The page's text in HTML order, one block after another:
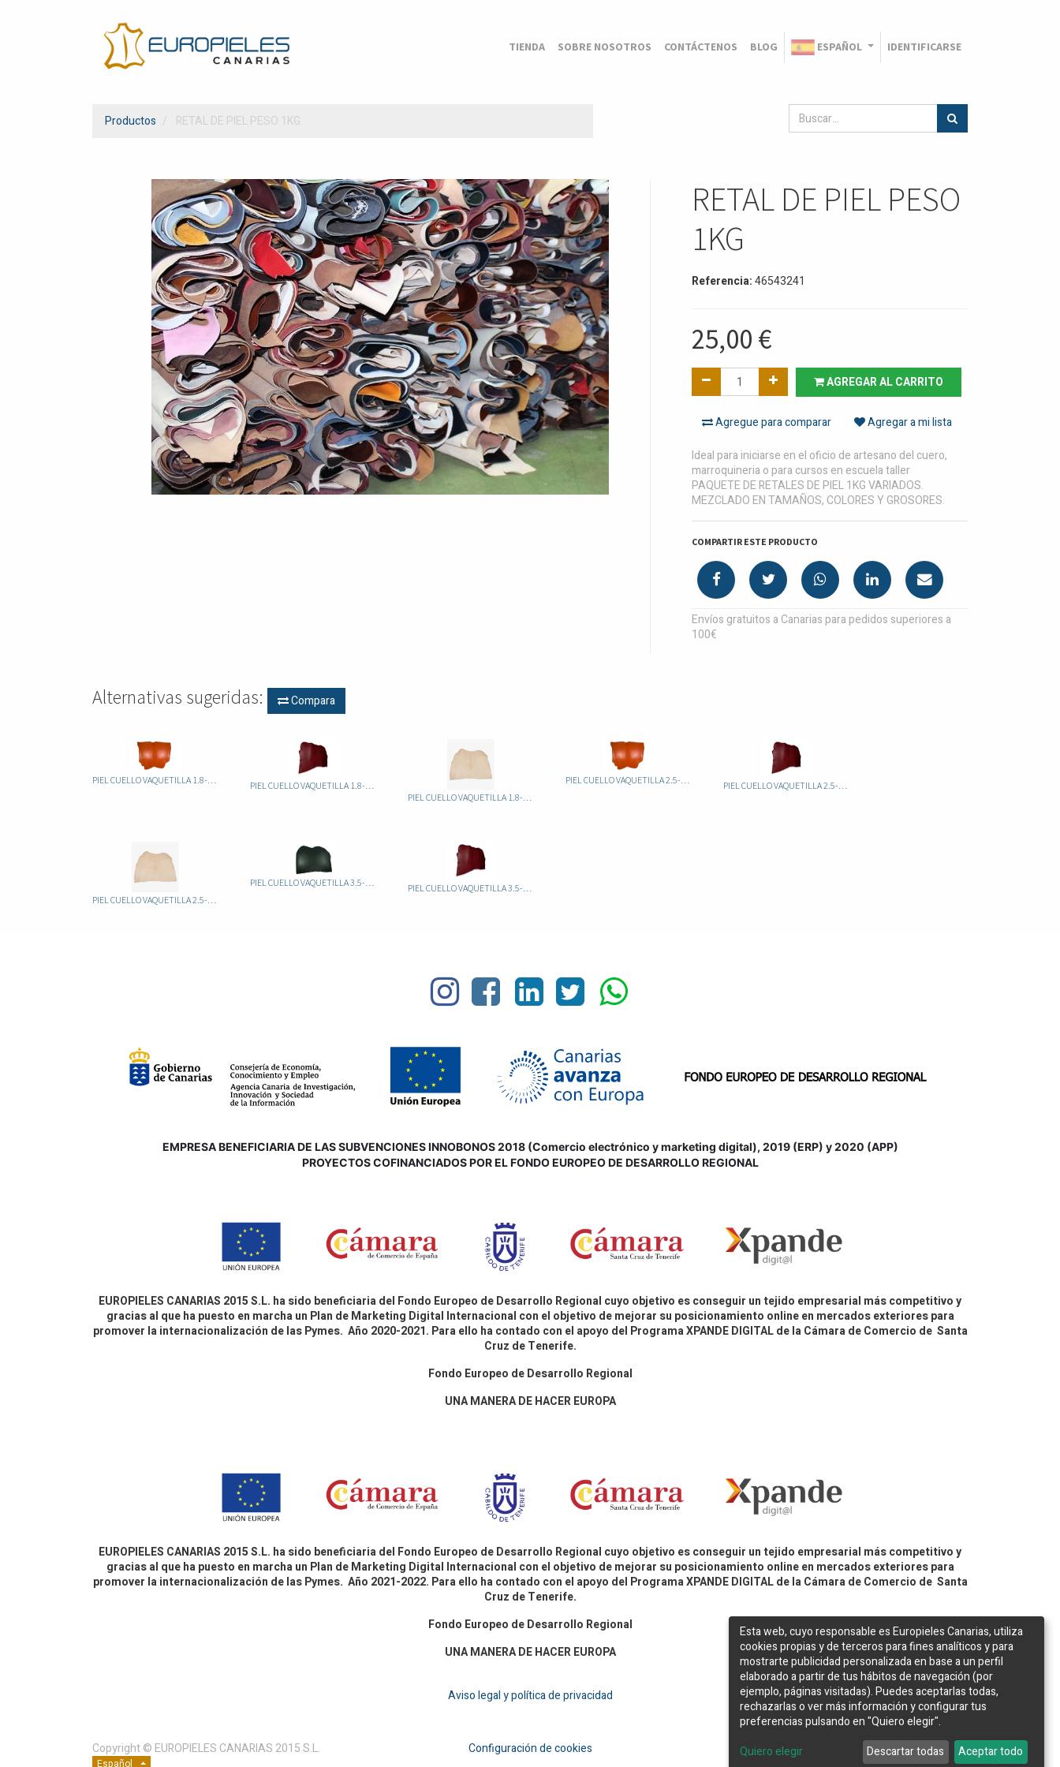
TIENDA SOBRE NOSOTROS CONTÁCTENOS BLOG ESPAÑOL IDENTIFICARSE
Productos RETAL DE PIEL PESO 1KG
RETAL DE PIEL PESO
1KG
Referencia:46543241
25,00 €
AGREGAR AL CARRITO
Agregue para comparar
Agregar a mi lista
Ideal para iniciarse en el oficio de artesano del cuero,
marroquineria o para cursos en escuela taller
PAQUETE DE RETALES DE PIEL 1KG VARIADOS.
MEZCLADO EN TAMAÑOS, COLORES Y GROSORES.
COMPARTIR ESTE PRODUCTO
Envíos gratuitos a Canarias para pedidos superiores a
100€
Alternativas sugeridas: Compara
PIEL CUELLO VAQUETILLA 1.8-2.2 ATRAVEZADO
PIEL CUELLO VAQUETILLA 1.8-2.2 ATRAVEZADO COLORES
PIEL CUELLO VAQUETILLA 2.5-3.0 ATRAVEZADO PIEL CUELLO VAQUETILLA 2.5-3.0 ATRAVEZADO COLORES
PIEL CUELLO VAQUETILLA 3.5-4.0 ATRAVEZADO PIEL CUELLO VAQUETILLA 3.5-4.0 ATRAVEZADO COLORES
EMPRESA BENEFICIARIA DE LAS SUBVENCIONES INNOBONOS 2018 (Comercio electrónico y marketing digital), 2019 (ERP) y 2020 (APP)
PROYECTOS COFINANCIADOS POR EL FONDO EUROPEO DE DESARROLLO REGIONAL
EUROPIELES CANARIAS 2015 S.L. ha sido beneficiaria del Fondo Europeo de Desarrollo Regional cuyo objetivo es conseguir un tejido empresarial más competitivo y
gracias al que ha puesto en marcha un Plan de Marketing Digital Internacional con el objetivo de mejorar su posicionamiento online en mercados exteriores para
promover la internacionalización de las Pymes. Año 2020-2021. Para ello ha contado con el apoyo del Programa XPANDE DIGITAL de la Cámara de Comercio de Santa
Cruz de Tenerife.
Fondo Europeo de Desarrollo Regional
UNA MANERA DE HACER EUROPA
EUROPIELES CANARIAS 2015 S.L. ha sido beneficiaria del Fondo Europeo de Desarrollo Regional cuyo objetivo es conseguir un tejido empresarial más competitivo y
gracias al que ha puesto en marcha un Plan de Marketing Digital Internacional con el objetivo de mejorar su posicionamiento online en mercados exteriores para
promover la internacionalización de las Pymes. Año 2021-2022. Para ello ha contado con el apoyo del Programa XPANDE DIGITAL de la Cámara de Comercio de Santa
Cruz de Tenerife.
Fondo Europeo de Desarrollo Regional
UNA MANERA DE HACER EUROPA
Aviso legal y política de privacidad
Copyright © EUROPIELES CANARIAS 2015 S.L.
Español
Configuración de cookies Web desarrollada porBakata Solutions
Esta web, cuyo responsable es Europieles Canarias, utiliza
cookies propias y de terceros para fines analíticos y para
mostrarte publicidad personalizada en base a un perfil
elaborado a partir de tus hábitos de navegación (por
ejemplo, páginas visitadas). Puedes aceptarlas todas,
rechazarlas o ver más información y configurar tus
preferencias pulsando en "Quiero elegir".
Quiero elegir
Descartar todas Aceptar todo